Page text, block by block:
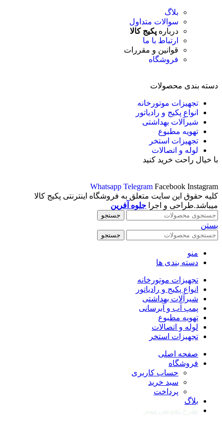
بلاگ
سوالات متداول
درباره پکیج کالا
ارتباط با ما
قوانین و مقررات
فروشگاه
دسته بندی محصولات
تجهیزات موتورخانه
انواع پکیج و رادیاتور
شیرآلات بهداشتی
تهویه مطبوع
تجهیزات استخر
لوله و اتصالات
با خیال راحت خرید کنید
Whatsapp Telegram Facebook Instagram
کلیه حقوق این سایت متعلق به فروشگاه اینترنتی پکیج کالا
میباشد.طراحی و اجرا جلوه آفرین
جستجو
بستن
جستجو
منو
دسته بندی ها
تجهیزات موتورخانه
انواع پکیج و رادیاتور
شیرآلات بهداشتی
پمپ آب و آبرسانی
تهویه مطبوع
لوله و اتصالات
تجهیزات استخر
صفحه اصلی
فروشگاه
حساب کاربری
سبد خرید
پرداخت
بلاگ